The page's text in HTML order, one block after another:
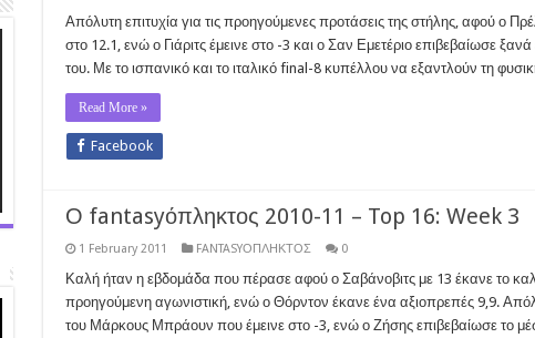
Απόλυτη επιτυχία για τις προηγούμενες προτάσεις της στήλης, αφού ο
στο 12.1, ενώ ο Γιάριτς έμεινε στο -3 και ο Σαν Εμετέριο επιβεβαίωσε
του. Με το ισπανικό και το ιταλικό final-8 κυπέλλου να εξαντλούν τη
Read More »
Facebook
Ο fantasyόπληκτος 2010-11 – Top 16: Week 3
1 February 2011 FANTASYΟΠΛΗΚΤΟΣ 0
Καλή ήταν η εβδομάδα που πέρασε αφού ο Σαβάνοβιτς με 13 έκανε το
προηγούμενη αγωνιστική, ενώ ο Θόρντον έκανε ένα αξιοπρεπές 9,9.
του Μάρκους Μπράουν που έμεινε στο -3, ενώ ο Ζήσης επιβεβαίωσε το